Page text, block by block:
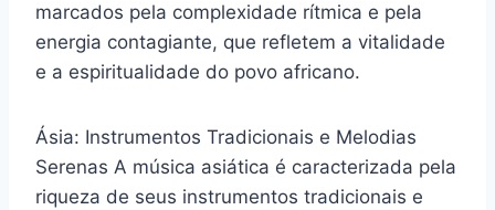
marcados pela complexidade rítmica e pela
energia contagiante, que refletem a vitalidade
e a espiritualidade do povo africano.
Ásia: Instrumentos Tradicionais e Melodias
Serenas A música asiática é caracterizada pela
riqueza de seus instrumentos tradicionais e